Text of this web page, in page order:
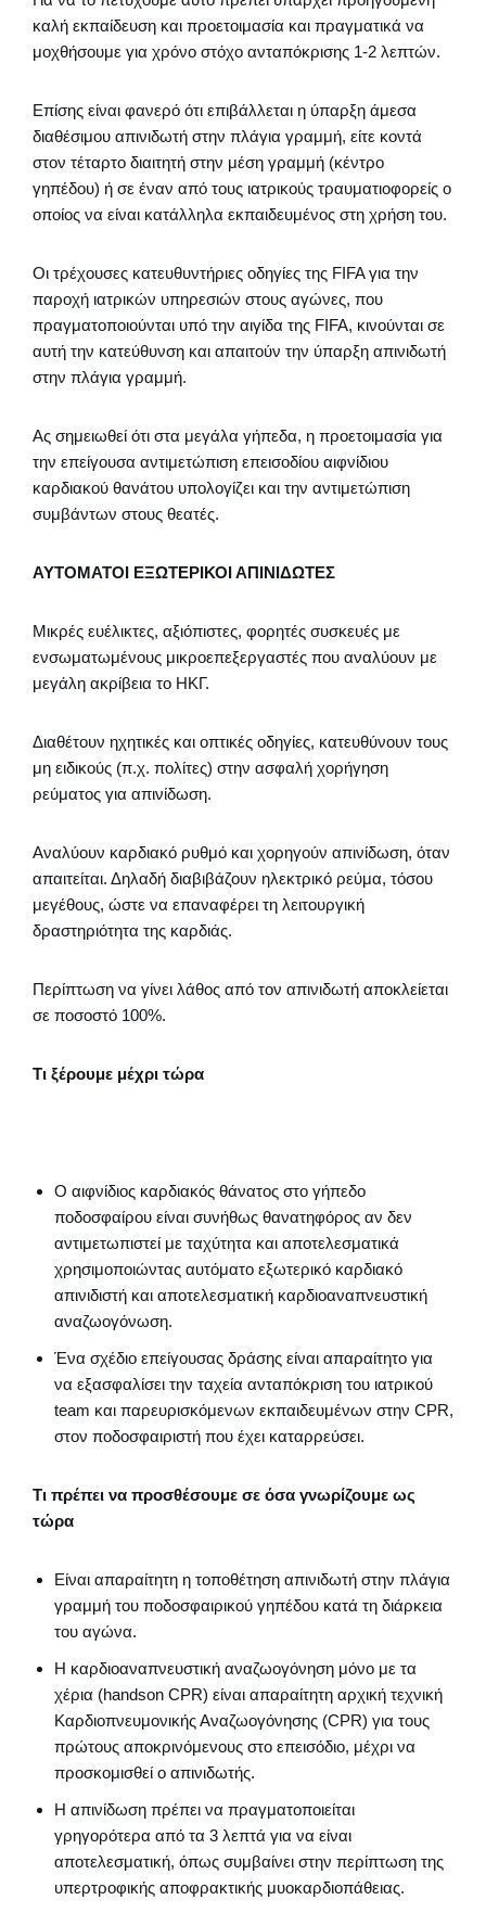
καλή εκπαίδευση και προετοιμασία και πραγματικά να
μοχθήσουμε για χρόνο στόχο ανταπόκρισης 1-2 λεπτών.
Επίσης είναι φανερό ότι επιβάλλεται η ύπαρξη άμεσα
διαθέσιμου απινιδωτή στην πλάγια γραμμή, είτε κοντά
στον τέταρτο διαιτητή στην μέση γραμμή (κέντρο
γηπέδου) ή σε έναν από τους ιατρικούς τραυματιοφορείς ο
οποίος να είναι κατάλληλα εκπαιδευμένος στη χρήση του.
Οι τρέχουσες κατευθυντήριες οδηγίες της FIFA για την
παροχή ιατρικών υπηρεσιών στους αγώνες, που
πραγματοποιούνται υπό την αιγίδα της FIFA, κινούνται σε
αυτή την κατεύθυνση και απαιτούν την ύπαρξη απινιδωτή
στην πλάγια γραμμή.
Ας σημειωθεί ότι στα μεγάλα γήπεδα, η προετοιμασία για
την επείγουσα αντιμετώπιση επεισοδίου αιφνίδιου
καρδιακού θανάτου υπολογίζει και την αντιμετώπιση
συμβάντων στους θεατές.
ΑΥΤΟΜΑΤΟΙ ΕΞΩΤΕΡΙΚΟΙ ΑΠΙΝΙΔΩΤΕΣ
Μικρές ευέλικτες, αξιόπιστες, φορητές συσκευές με
ενσωματωμένους μικροεπεξεργαστές που αναλύουν με
μεγάλη ακρίβεια το ΗΚΓ.
Διαθέτουν ηχητικές και οπτικές οδηγίες, κατευθύνουν τους
μη ειδικούς (π.χ. πολίτες) στην ασφαλή χορήγηση
ρεύματος για απινίδωση.
Αναλύουν καρδιακό ρυθμό και χορηγούν απινίδωση, όταν
απαιτείται. Δηλαδή διαβιβάζουν ηλεκτρικό ρεύμα, τόσου
μεγέθους, ώστε να επαναφέρει τη λειτουργική
δραστηριότητα της καρδιάς.
Περίπτωση να γίνει λάθος από τον απινιδωτή αποκλείεται
σε ποσοστό 100%.
Τι ξέρουμε μέχρι τώρα
Ο αιφνίδιος καρδιακός θάνατος στο γήπεδο
ποδοσφαίρου είναι συνήθως θανατηφόρος αν δεν
αντιμετωπιστεί με ταχύτητα και αποτελεσματικά
χρησιμοποιώντας αυτόματο εξωτερικό καρδιακό
απινιδιστή και αποτελεσματική καρδιοαναπνευστική
αναζωογόνωση.
Ένα σχέδιο επείγουσας δράσης είναι απαραίτητο για
να εξασφαλίσει την ταχεία ανταπόκριση του ιατρικού
team και παρευρισκόμενων εκπαιδευμένων στην CPR,
στον ποδοσφαιριστή που έχει καταρρεύσει.
Τι πρέπει να προσθέσουμε σε όσα γνωρίζουμε ως
τώρα
Είναι απαραίτητη η τοποθέτηση απινιδωτή στην πλάγια
γραμμή του ποδοσφαιρικού γηπέδου κατά τη διάρκεια
του αγώνα.
Η καρδιοαναπνευστική αναζωογόνηση μόνο με τα
χέρια (handson CPR) είναι απαραίτητη αρχική τεχνική
Καρδιοπνευμονικής Αναζωογόνησης (CPR) για τους
πρώτους αποκρινόμενους στο επεισόδιο, μέχρι να
προσκομισθεί ο απινιδωτής.
Η απινίδωση πρέπει να πραγματοποιείται
γρηγορότερα από τα 3 λεπτά για να είναι
αποτελεσματική, όπως συμβαίνει στην περίπτωση της
υπερτροφικής αποφρακτικής μυοκαρδιοπάθειας.